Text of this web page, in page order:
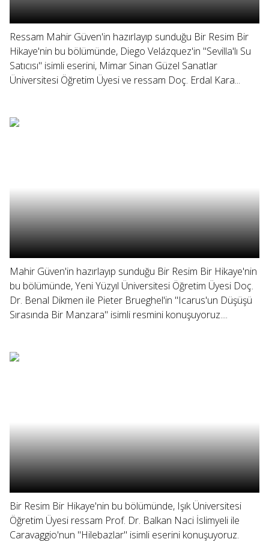
Ressam Mahir Güven'in hazırlayıp sunduğu Bir Resim Bir
Hikaye'nin bu bölümünde, Diego Velázquez'in "Sevilla'lı Su
Satıcısı" isimli eserini, Mimar Sinan Güzel Sanatlar
Üniversitesi Öğretim Üyesi ve ressam Doç. Erdal Kara...
Mahir Güven'in hazırlayıp sunduğu Bir Resim Bir Hikaye'nin
bu bölümünde, Yeni Yüzyıl Üniversitesi Öğretim Üyesi Doç.
Dr. Benal Dikmen ile Pieter Brueghel'in "Icarus'un Düşüşü
Sırasında Bir Manzara" isimli resmini konuşuyoruz....
Bir Resim Bir Hikaye'nin bu bölümünde, Işık Üniversitesi
Öğretim Üyesi ressam Prof. Dr. Balkan Naci İslimyeli ile
Caravaggio'nun "Hilebazlar" isimli eserini konuşuyoruz.